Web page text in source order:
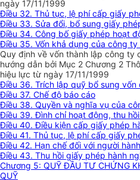
ngày 17/11/1999
Điều 32. Thủ tục, lệ phí cấp giấy
Điều 33. Sửa đổi, bổ sung giấy
Điều 34. Công bố giấy phép hoạt
Điều 35. Vốn khả dụng của công
Quy định về vốn thành lập công ty
hướng dẫn bởi Mục 2 Chương 2
hiệu lực từ ngày 17/11/1999
Điều 36. Trích lập quỹ bổ sung vốn
Điều 37. Chế độ báo cáo
Điều 38. Quyền và nghĩa vụ của
Điều 39. Đình chỉ hoạt động, thu
Điều 40. Điều kiện cấp giấy phép
Điều 41. Thủ tục, lệ phí cấp giấy
Điều 42. Hạn chế đối với người
Điều 43. Thu hồi giấy phép hành
Chương 5: QUỸ ĐẦU TƯ CHỨNG
QUỸ